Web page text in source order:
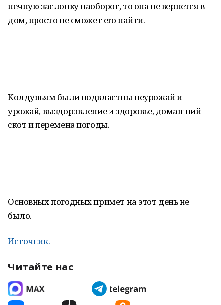
печную заслонку наоборот, то она не вернется в
дом, просто не сможет его найти.
Колдуньям были подвластны неурожай и
урожай, выздоровление и здоровье, домашний
скот и перемена погоды.
Основных погодных примет на этот день не
было.
Источник.
Читайте нас